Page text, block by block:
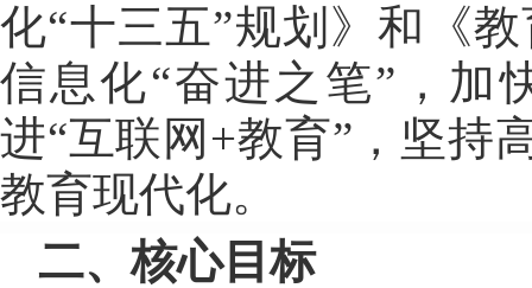
化“十三五”规划》和《
信息化“奋进之笔”，加
进“互联网+教育”，坚持
教育现代化。
二、核心目标